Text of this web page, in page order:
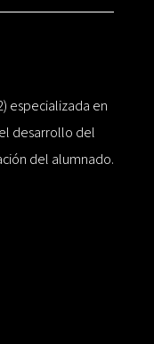
especializada en
desarrollo del
del alumnado.